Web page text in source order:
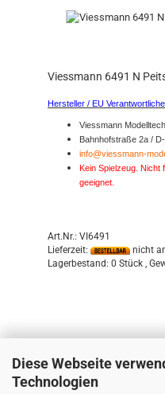
Diese Webseite
Technologien
Viessmann 6491 N
Hersteller / EU
Viessmann
Bahnhofstraße 2a /
info@viessmann-
Kein Spielzeug. Nicht
geeignet.
Art.Nr.: VI6491
Lieferzeit:
nicht
Lagerbestand: 0 Stück ,